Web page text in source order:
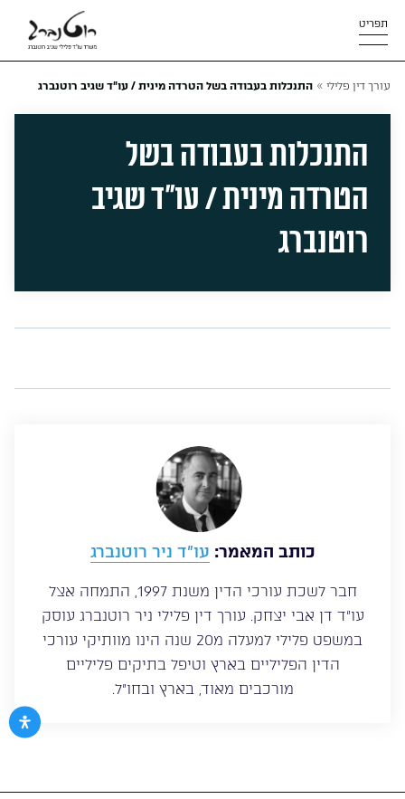
תפריט
עורך דין פלילי » התנכלות בעבודה בשל הטרדה מינית / עו״ד שגיב רוטנברג
התנכלות בעבודה בשל
הטרדה מינית / עו״ד שגיב
רוטנברג
כותב המאמר: עו”ד ניר רוטנברג
חבר לשכת עורכי הדין משנת 1997, התמחה אצל
עו”ד דן אבי יצחק. עורך דין פלילי ניר רוטנברג עוסק
במשפט פלילי למעלה מ20 שנה הינו מוותיקי עורכי
הדין הפליליים בארץ וטיפל בתיקים פליליים
מורכבים מאוד, בארץ ובחו”ל.